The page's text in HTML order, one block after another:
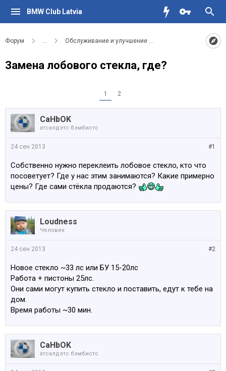
BMW Club Latvia
Форум ... Обслуживание и улучшение вашего BMW
Замена лобового стекла, где?
1 2
CaHbOK
атсалдэтс бэмбистс
#1
24 сен 2013
Собственно нужно переклеить лобовое стекло, кто что
посоветует? Где у нас этим занимаются? Какие примерно
цены? Где сами стёкла продаются?
Loudness
Человек
#2
24 сен 2013
Новое стекло ~33 лс или БУ 15-20лс
Работа + пистоны 25лс.
Они сами могут купить стекло и поставить, едут к тебе на
дом.
Время работы ~30 мин.
CaHbOK
атсалдэтс бэмбистс